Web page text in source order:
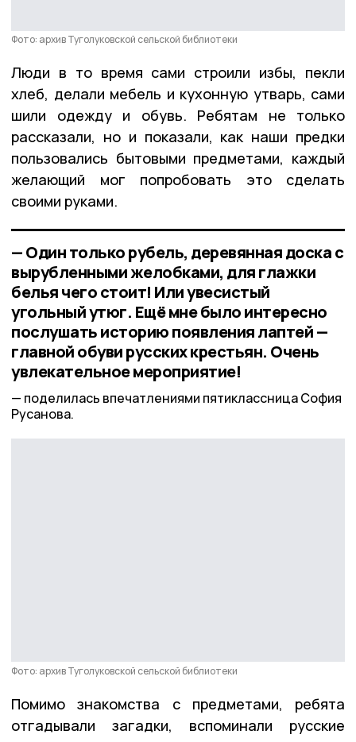
Фото: архив Туголуковской сельской библиотеки
Люди в то время сами строили избы, пекли
хлеб, делали мебель и кухонную утварь, сами
шили одежду и обувь. Ребятам не только
рассказали, но и показали, как наши предки
пользовались бытовыми предметами, каждый
желающий мог попробовать это сделать
своими руками.
— Один только рубель, деревянная доска с
вырубленными желобками, для глажки
белья чего стоит! Или увесистый
угольный утюг. Ещё мне было интересно
послушать историю появления лаптей —
главной обуви русских крестьян. Очень
увлекательное мероприятие!
поделилась впечатлениями пятиклассница София
Русанова.
Фото: архив Туголуковской сельской библиотеки
Помимо знакомства с предметами, ребята
отгадывали загадки, вспоминали русские